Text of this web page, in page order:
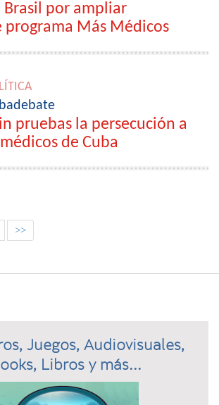
Brasil por ampliar
programa Más Médicos
pruebas la persecución a
de Cuba
>>
Juegos, Audiovisuales,
Libros y más...